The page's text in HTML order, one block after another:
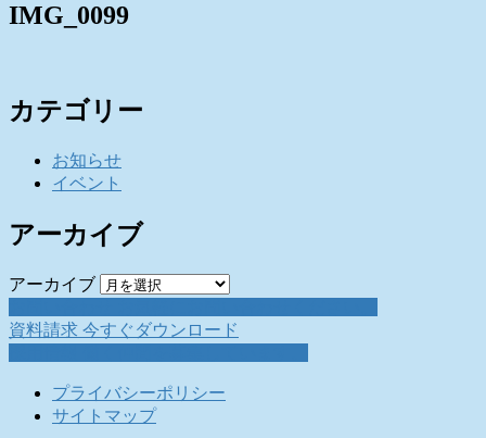
IMG_0099
カテゴリー
お知らせ
イベント
アーカイブ
アーカイブ
資料請求 今すぐダウンロード
プライバシーポリシー
サイトマップ